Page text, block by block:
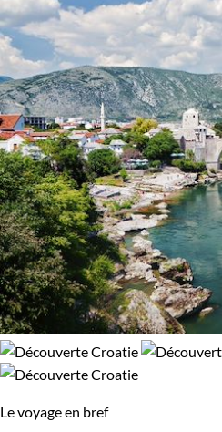
Le voyage en bref